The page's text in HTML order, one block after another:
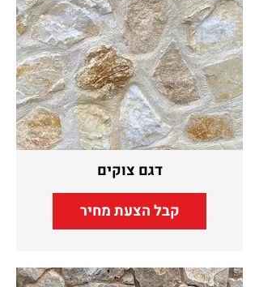
דגם צוקים
קבל הצעת מחיר